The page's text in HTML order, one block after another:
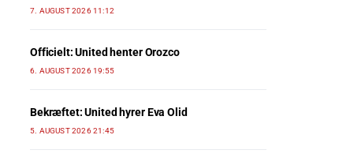
7. AUGUST 2026 11:12
Officielt: United henter Orozco
6. AUGUST 2026 19:55
Bekræftet: United hyrer Eva Olid
5. AUGUST 2026 21:45